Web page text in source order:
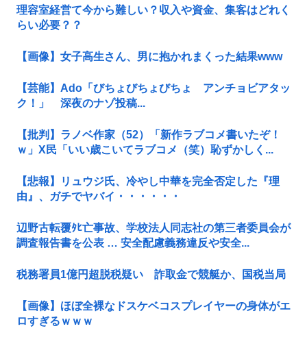
理容室経営て今から難しい？収入や資金、集客はどれく
らい必要？？
【画像】女子高生さん、男に抱かれまくった結果www
【芸能】Ado「びちょびちょびちょ アンチョビアタッ
ク！」 深夜のナゾ投稿...
【批判】ラノベ作家（52）「新作ラブコメ書いたぞ！
ｗ」X民「いい歳こいてラブコメ（笑）恥ずかしく...
【悲報】リュウジ氏、冷やし中華を完全否定した『理
由』、ガチでヤバイ・・・・・・
辺野古転覆ﾀﾋ亡事故、学校法人同志社の第三者委員会が
調査報告書を公表 … 安全配慮義務違反や安全...
税務署員1億円超脱税疑い 詐取金で競艇か、国税当局
【画像】ほぼ全裸なドスケベコスプレイヤーの身体がエ
ロすぎるｗｗｗ